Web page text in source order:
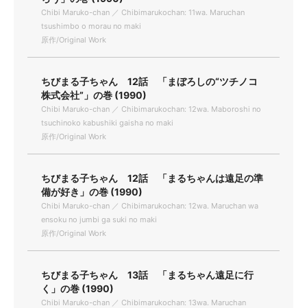
Chibi Maruko-chan ／ Chibimarukochan: 11wa. Maruchan
tsushimbo o morau no maki
原作/Original Work
ちびまる子ちゃん 12話 「まぼろしの“ツチノコ
株式会社”」の巻 (1990)
Chibi Maruko-chan ／ Chibimarukochan: 12wa. Maboroshi no
tsuchinoko kabushiki gaisha no maki
原作/Original Work
ちびまる子ちゃん 12話 「まるちゃんは遠足の準
備が好き」の巻 (1990)
Chibi Maruko-chan ／ Chibimarukochan: 12wa. Maruchan wa
ensoku no jumbi ga suki no maki
原作/Original Work
ちびまる子ちゃん 13話 「まるちゃん遠足に行
く」の巻 (1990)
Chibi Maruko-chan ／ Chibimarukochan: 13wa. Maruchan